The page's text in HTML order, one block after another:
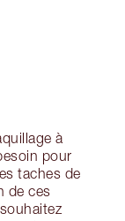
à
pour
taches de
de ces